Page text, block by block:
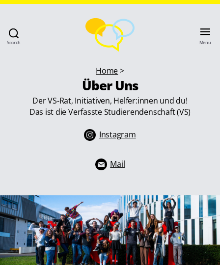
Search Menu
Home>
Über Uns
Der VS-Rat, Initiativen, Helfer:innen und du!
Das ist die Verfasste Studierendenschaft (VS)
Instagram
Mail